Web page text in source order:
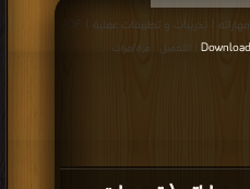
| التحميل : مرة/مرات